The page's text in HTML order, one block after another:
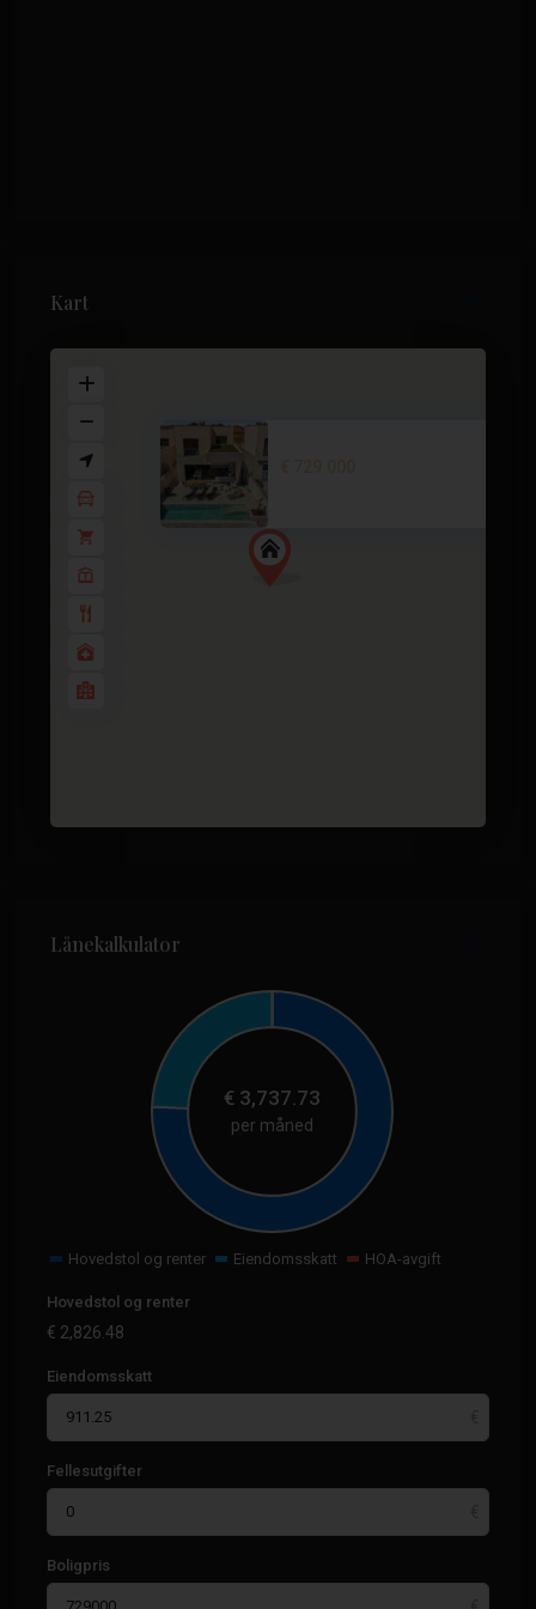
Kart
Lånekalkulator
€ 3,737.73
per måned
Hovedstol og renter Eiendomsskatt HOA-avgift
Hovedstol og renter
€ 2,826.48
Eiendomsskatt
Fellesutgifter
Boligpris